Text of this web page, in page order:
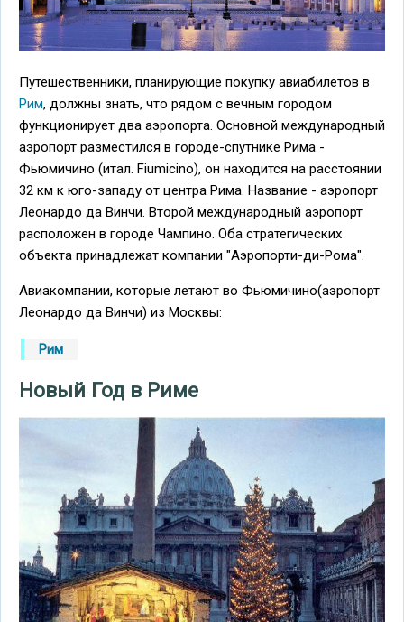
Путешественники, планирующие покупку авиабилетов в
Рим, должны знать, что рядом с вечным городом
функционирует два аэропорта. Основной международный
аэропорт разместился в городе-спутнике Рима -
Фьюмичино (итал. Fiumicino), он находится на расстоянии
32 км к юго-западу от центра Рима. Название - аэропорт
Леонардо да Винчи. Второй международный аэропорт
расположен в городе Чампино. Оба стратегических
объекта принадлежат компании "Aэропорти-ди-Рома".
Авиакомпании, которые летают во Фьюмичино(аэропорт
Леонардо да Винчи) из Москвы:
Рим
Новый Год в Риме